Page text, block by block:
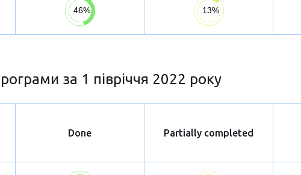
за 1 півріччя 2022 року
Done Partially completed